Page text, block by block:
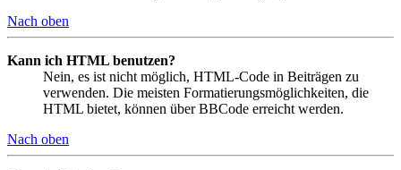
Nach oben
Kann ich HTML benutzen?
Nein, es ist nicht möglich, HTML-Code in Beiträgen zu
verwenden. Die meisten Formatierungsmöglichkeiten, die
HTML bietet, können über BBCode erreicht werden.
Nach oben